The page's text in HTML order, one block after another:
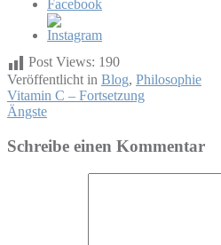
Post Views: 190
Veröffentlicht in Blog, Philosophie
Beitragsnavigation
Vitamin C – Fortsetzung
Ängste
Schreibe einen Kommentar